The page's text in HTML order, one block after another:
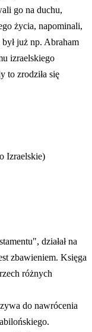
go na duchu,
życia, napominali,
już np. Abraham
izraelskiego
to zrodziła się
Izraelskie)
działał na
zbawieniem. Księga
różnych
do nawrócenia